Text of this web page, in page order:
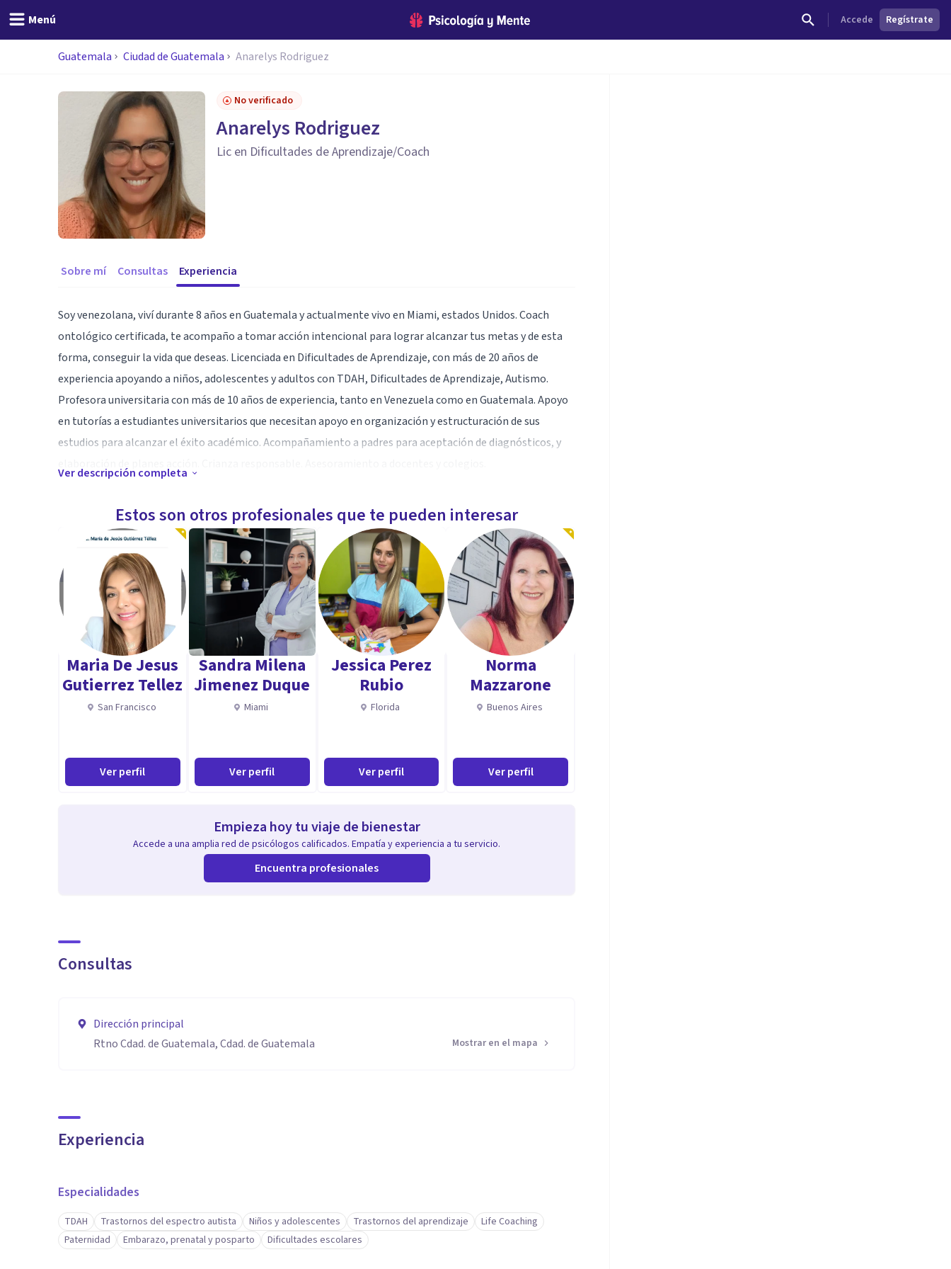
Menú Accede Regístrate
Guatemala Ciudad de Guatemala Anarelys Rodriguez
No verificado
Anarelys Rodriguez
Lic en Dificultades de Aprendizaje/Coach
Sobre mí Consultas Experiencia
Soy venezolana, viví durante 8 años en Guatemala y actualmente vivo en Miami, estados Unidos. Coach
ontológico certificada, te acompaño a tomar acción intencional para lograr alcanzar tus metas y de esta
forma, conseguir la vida que deseas. Licenciada en Dificultades de Aprendizaje, con más de 20 años de
experiencia apoyando a niños, adolescentes y adultos con TDAH, Dificultades de Aprendizaje, Autismo.
Profesora universitaria con más de 10 años de experiencia, tanto en Venezuela como en Guatemala. Apoyo
en tutorías a estudiantes universitarios que necesitan apoyo en organización y estructuración de sus
estudios para alcanzar el éxito académico. Acompañamiento a padres para aceptación de diagnósticos, y
Coach ontológico certificada.
Lic. en Dificultades de Aprendizaje.
Máster en Educación
Profesora Universitaria
Diplomado en Autismo.
Certificación en Tutora de aula.
Instructora de Masaje Infantil.
Aptitudes
Tengo más de 20 años de experiencia en el campo de la salud y educación. He trabajado en colegios, clínicas,
empática, comprometida y responsable. Te acompaño en el proceso que necesites, bien sea para lograr las
metas que deseas o en apoyo para niños, adolescentes y adultos a nivel de Dificultades de aprendizaje,
Ver descripción completa
Estos son otros profesionales que te pueden interesar
Maria De Jesus
Gutierrez Tellez
San Francisco
Ver perfil
Sandra Milena
Jimenez Duque
Miami
Ver perfil
Jessica Perez
Rubio
Florida
Ver perfil
Norma
Mazzarone
Buenos Aires
Ver perfil
Empieza hoy tu viaje de bienestar
Accede a una amplia red de psicólogos calificados. Empatía y experiencia a tu servicio.
Encuentra profesionales
Consultas
Dirección principal
Rtno Cdad. de Guatemala, Cdad. de Guatemala
Mostrar en el mapa
Experiencia
Especialidades
TDAH Trastornos del espectro autista Niños y adolescentes Trastornos del aprendizaje
Life Coaching
Paternidad
Embarazo, prenatal y posparto Dificultades escolares